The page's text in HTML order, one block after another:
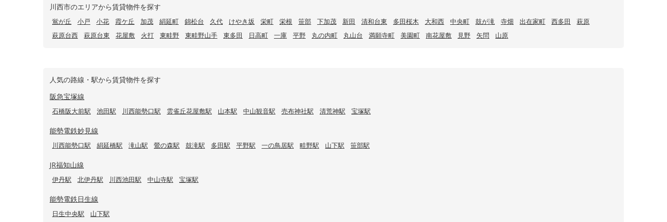
川西市のエリアから賃貸物件を探す
鴬が丘 小戸 小花 霞ケ丘 加茂 絹延町 錦松台 久代 けやき坂 栄町 栄根 笹部 下加茂 新田 清和台東 多田桜木 大和西 中央町 鼓が滝 寺畑 出在家町 西多田
萩原
萩原台西
萩原台東 花屋敷 火打 東畦野 東畦野山手 東多田 日高町 一庫 平野 丸の内町 丸山台 満願寺町 美園町 南花屋敷 見野 矢問 山原
人気の路線・駅から賃貸物件を探す
阪急宝塚線
石橋阪大前駅 池田駅 川西能勢口駅 雲雀丘花屋敷駅 山本駅 中山観音駅 売布神社駅 清荒神駅 宝塚駅
能勢電鉄妙見線
川西能勢口駅 絹延橋駅 滝山駅 鶯の森駅 鼓滝駅 多田駅 平野駅 一の鳥居駅 畦野駅 山下駅 笹部駅
JR福知山線
伊丹駅 北伊丹駅 川西池田駅 中山寺駅 宝塚駅
能勢電鉄日生線
日生中央駅 山下駅